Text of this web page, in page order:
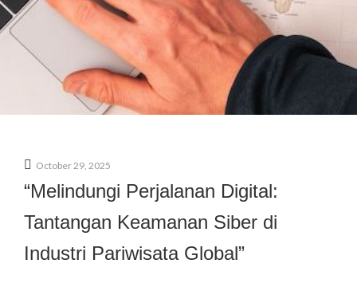
October 29, 2025
“Melindungi Perjalanan Digital:
Tantangan Keamanan Siber di
Industri Pariwisata Global”